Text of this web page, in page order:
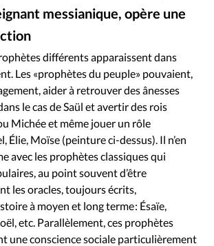
Actualité chrétienne
Chronique
Culture
Foi Génération réveil
Relations Aujourd'hui
monde des Eglises
Trait d'Ixène
messianique, opère une
différents apparaissent dans
Les «prophètes du peuple» pouvaient,
aider à retrouver des ânesses
le cas de Saül et avertir des rois
Michée et même jouer un rôle
Élie, Moïse (peinture ci-dessus). Il n’en
avec les prophètes classiques qui
au point souvent d’être
les oracles, toujours écrits,
à moyen et long terme : Ésaïe,
etc. Parallèlement, ces prophètes
une conscience sociale particulièrement